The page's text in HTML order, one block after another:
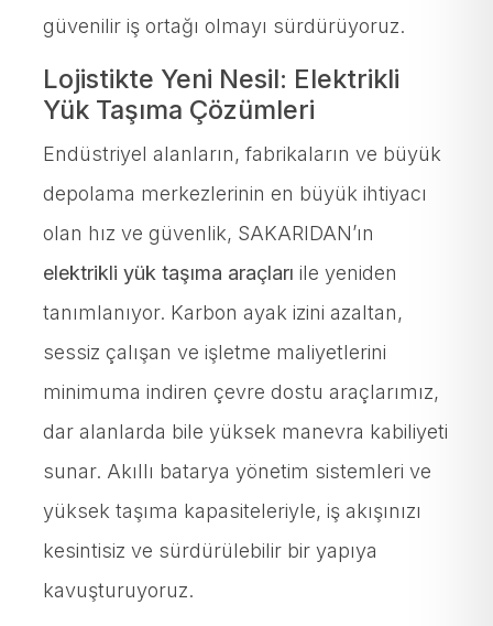
güvenilir iş ortağı olmayı sürdürüyoruz.
Lojistikte Yeni Nesil: Elektrikli
Yük Taşıma Çözümleri
Endüstriyel alanların, fabrikaların ve büyük
depolama merkezlerinin en büyük ihtiyacı
olan hız ve güvenlik, SAKARIDAN’ın
elektrikli yük taşıma araçları ile yeniden
tanımlanıyor. Karbon ayak izini azaltan,
sessiz çalışan ve işletme maliyetlerini
minimuma indiren çevre dostu araçlarımız,
dar alanlarda bile yüksek manevra kabiliyeti
sunar. Akıllı batarya yönetim sistemleri ve
yüksek taşıma kapasiteleriyle, iş akışınızı
kesintisiz ve sürdürülebilir bir yapıya
kavuşturuyoruz.